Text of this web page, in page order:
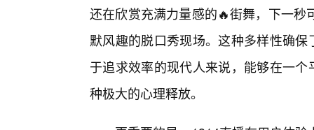
还在欣赏充满力量感的🔥街舞，下一
默风趣的脱口秀现场。这种多样性确
于追求效率的现代人来说，能够在一
种极大的心理释放。